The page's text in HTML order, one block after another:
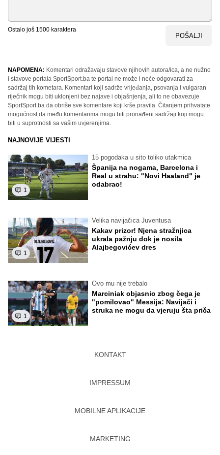
Ostalo još 1500 karaktera
POŠALJI
NAPOMENA: Komentari odražavaju stavove njihovih autora/ica, a ne nužno
i stavove portala SportSport.ba te portal ne može i neće odgovarati za
sadržaj tih kometara. Komentari koji sadrže vrijeđanja, psovanja i vulgaran
riječnik mogu biti uklonjeni bez najave i objašnjenja, ali to ne obavezuje
SportSport.ba da obriše sve komentare koji krše pravila. Čitanjem prihvatate
mogućnost da među komentarima mogu biti pronađeni sadržaji koji mogu
biti u suprotnosti sa vašim uvjerenjima.
NAJNOVIJE VIJESTI
1
15 pogodaka u sito toliko utakmica
Španija na nogama, Barcelona i
Real u strahu: "Novi Haaland" je
odabrao!
1
Velika navijačica Juventusa
Kakav prizor! Njena stražnjica
ukrala pažnju dok je nosila
Alajbegovićev dres
1
Ovo mu nije trebalo
Marciniak objasnio zbog čega je
"pomilovao" Messija: Navijači i
struka ne mogu da vjeruju šta priča
KONTAKT
IMPRESSUM
MOBILNE APLIKACIJE
MARKETING